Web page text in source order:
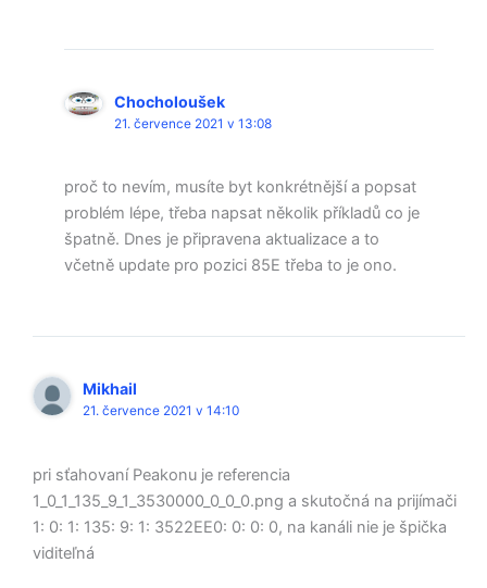
Chocholoušek
21. července 2021 v 13:08
proč to nevím, musíte byt konkrétnější a popsat
problém lépe, třeba napsat několik příkladů co je
špatně. Dnes je připravena aktualizace a to
včetně update pro pozici 85E třeba to je ono.
Mikhail
21. července 2021 v 14:10
pri sťahovaní Peakonu je referencia
1_0_1_135_9_1_3530000_0_0_0.png a skutočná na prijímači
1: 0: 1: 135: 9: 1: 3522EE0: 0: 0: 0, na kanáli nie je špička
viditeľná